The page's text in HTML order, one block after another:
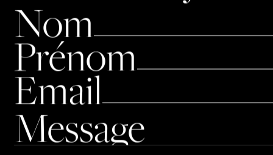
Nom
Prénom
Email
Message